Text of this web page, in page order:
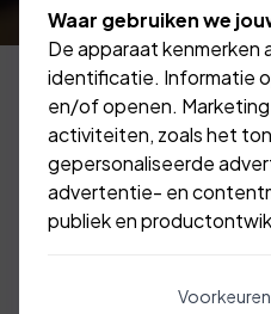
24/7
ondernemer heeft wel
Waar gebruiken we
De apparaat kenmerken
identificatie. Informatie
en/of openen.
activiteiten, zoals het
gepersonaliseerde
advertentie- en
publiek en